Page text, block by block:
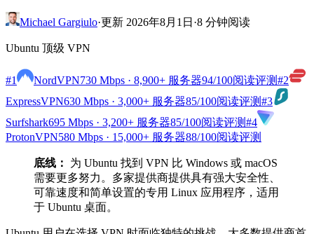
Michael Gargiulo·更新 2026年8月1日 ·8 分钟阅读
Ubuntu 顶级 VPN
#1 NordVPN730 Mbps · 8,900+ 服务器94/100阅读评测#2
ExpressVPN630 Mbps · 3,000+ 服务器85/100阅读评测#3
Surfshark695 Mbps · 3,200+ 服务器85/100阅读评测#4
ProtonVPN580 Mbps · 15,000+ 服务器88/100阅读评测
底线：
为 Ubuntu 找到 VPN 比 Windows 或 macOS
需要更多努力。多家提供商提供具有强大安全性、
可靠速度和简单设置的专用 Linux 应用程序，适用
于 Ubuntu 桌面。